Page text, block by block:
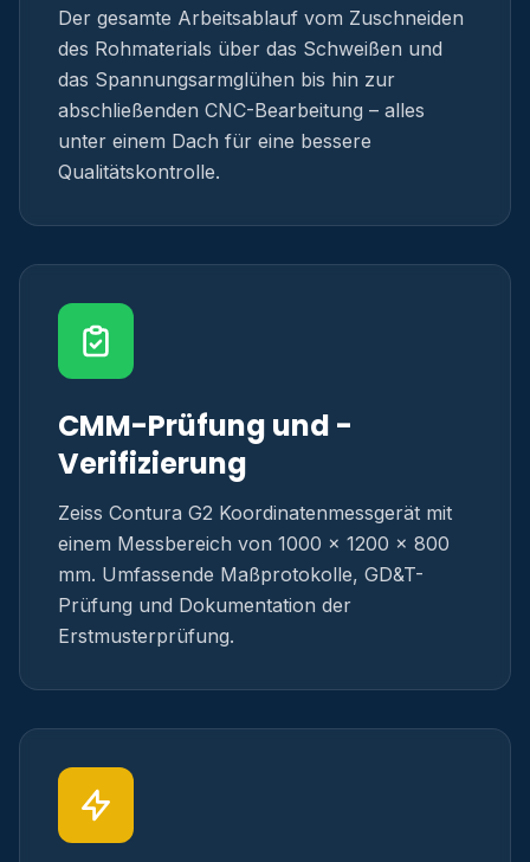
Der gesamte Arbeitsablauf vom Zuschneiden
des Rohmaterials über das Schweißen und
das Spannungsarmglühen bis hin zur
abschließenden CNC-Bearbeitung – alles
unter einem Dach für eine bessere
Qualitätskontrolle.
CMM-Prüfung und -
Verifizierung
Zeiss Contura G2 Koordinatenmessgerät mit
einem Messbereich von 1000 × 1200 × 800
mm. Umfassende Maßprotokolle, GD&T-
Prüfung und Dokumentation der
Erstmusterprüfung.